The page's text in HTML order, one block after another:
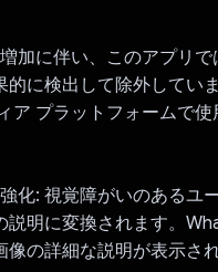
加に伴い、このアプリ
に検出して除外してい
ア プラットフォームで
化: 視覚障がいのあるユ
説明に変換されます。
像の詳細な説明が表示さ